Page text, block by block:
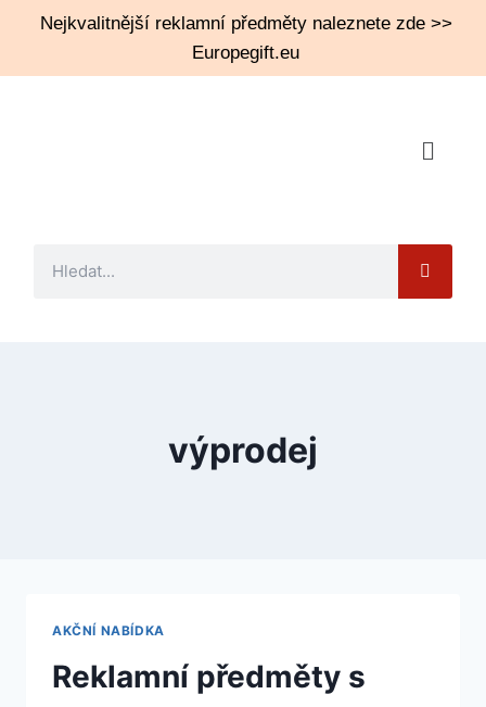
Nejkvalitnější reklamní předměty naleznete zde >>
Europegift.eu
výprodej
AKČNÍ NABÍDKA
Reklamní předměty s